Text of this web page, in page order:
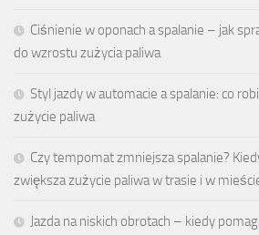
Ciśnienie w oponach a spalanie – jak
do wzrostu zużycia paliwa
Styl jazdy w automacie a spalanie: co
zużycie paliwa
Czy tempomat zmniejsza spalanie?
zwiększa zużycie paliwa w trasie i w
Jazda na niskich obrotach – kiedy